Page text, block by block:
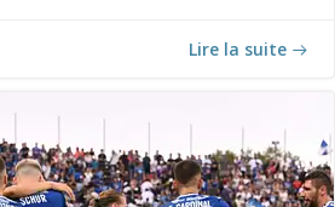
Lire la suite